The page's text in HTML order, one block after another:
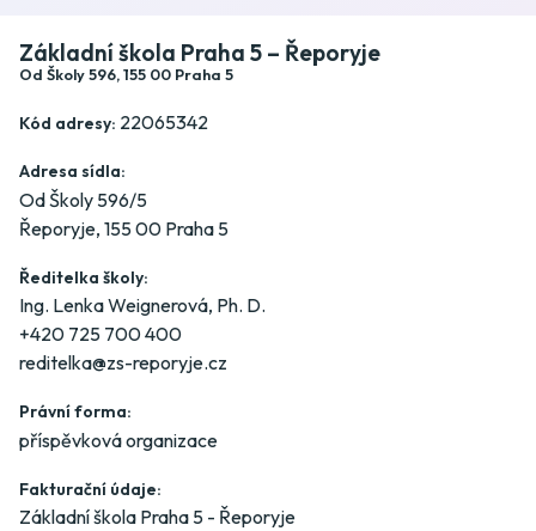
Základní škola Praha 5 – Řeporyje
Od Školy 596, 155 00 Praha 5
Kód adresy: 22065342
Adresa sídla:
Od Školy 596/5
Řeporyje, 155 00 Praha 5
Ředitelka školy:
Ing. Lenka Weignerová, Ph. D.
+420 725 700 400
reditelka@zs-reporyje.cz
Právní forma:
příspěvková organizace
Fakturační údaje:
Základní škola Praha 5 - Řeporyje